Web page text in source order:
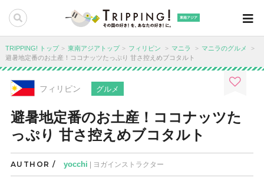
東南アジア
TRIPPING! トップ 東南アジアトップ フィリピン マニラ
マニラのグルメ
避暑地定番のお土産！ココナッツたっぷり 甘さ控えめブコタルト
フィリピン グルメ
避暑地定番のお土産！ココナッツた
っぷり 甘さ控えめブコタルト
AUTHOR / yocchi | ヨガインストラクター